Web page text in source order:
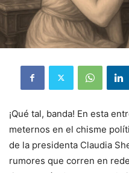
¡Qué tal, banda! En esta
meternos en el chisme
de la presidenta Claudia
rumores que corren en